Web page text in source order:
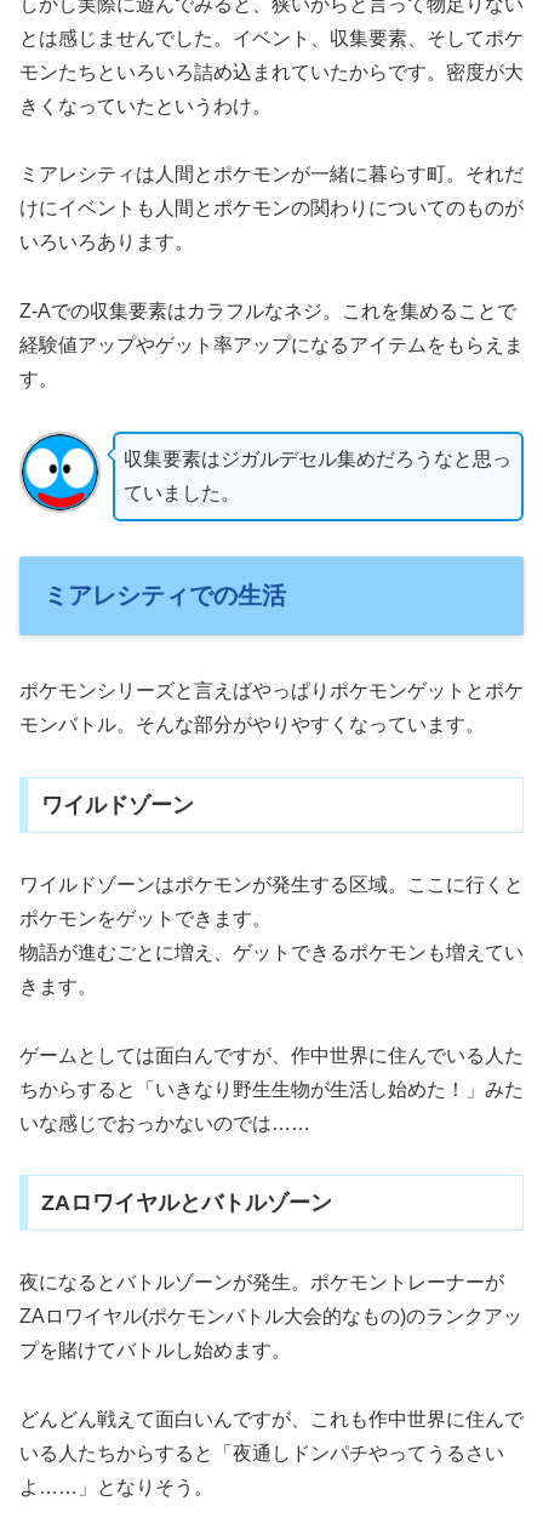
とは感じませんでした。イベント、収集要素、そしてポケ
モンたちといろいろ詰め込まれていたからです。密度が大
きくなっていたというわけ。
ミアレシティは人間とポケモンが一緒に暮らす町。それだ
けにイベントも人間とポケモンの関わりについてのものが
いろいろあります。
Z-Aでの収集要素はカラフルなネジ。これを集めることで
経験値アップやゲット率アップになるアイテムをもらえま
す。
収集要素はジガルデセル集めだろうなと思っ
ていました。
ミアレシティでの生活
ポケモンシリーズと言えばやっぱりポケモンゲットとポケ
モンバトル。そんな部分がやりやすくなっています。
ワイルドゾーン
ワイルドゾーンはポケモンが発生する区域。ここに行くと
ポケモンをゲットできます。
物語が進むごとに増え、ゲットできるポケモンも増えてい
きます。
ゲームとしては面白んですが、作中世界に住んでいる人た
ちからすると「いきなり野生生物が生活し始めた！」みた
いな感じでおっかないのでは……
ZAロワイヤルとバトルゾーン
夜になるとバトルゾーンが発生。ポケモントレーナーが
ZAロワイヤル(ポケモンバトル大会的なもの)のランクアッ
プを賭けてバトルし始めます。
どんどん戦えて面白いんですが、これも作中世界に住んで
いる人たちからすると「夜通しドンパチやってうるさい
よ……」となりそう。